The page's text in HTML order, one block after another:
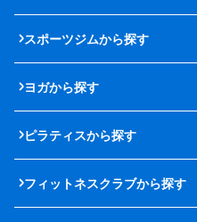
スポーツジムから探す
ヨガから探す
ピラティスから探す
フィットネスクラブから探す